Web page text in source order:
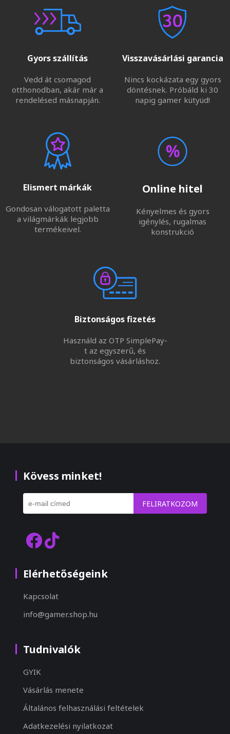
Gyors szállítás
Vedd át csomagod
otthonodban, akár már a
rendelésed másnapján.
Visszavásárlási garancia
Nincs kockázata egy gyors
döntésnek. Próbáld ki 30
napig gamer kütyüd!
Elismert márkák
Gondosan válogatott paletta
a világmárkák legjobb
termékeivel.
Online hitel
Kényelmes és gyors
igénylés, rugalmas
konstrukció
Biztonságos fizetés
Használd az OTP SimplePay-
t az egyszerű, és
biztonságos vásárláshoz.
Kövess minket!
FELIRATKOZOM
Elérhetőségeink
Kapcsolat
info@gamer.shop.hu
Tudnivalók
GYIK
Vásárlás menete
Általános felhasználási feltételek
Adatkezelési nyilatkozat